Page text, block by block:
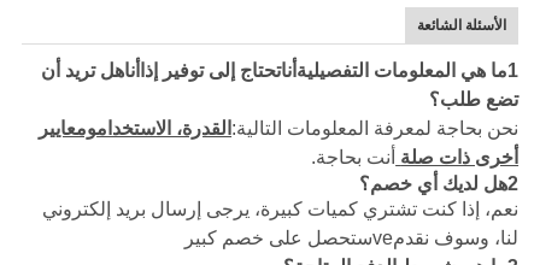
الأسئلة الشائعة
1ما هي المعلومات التفصيلية أناتحتاج إلى توفير إذا أناهل تريد أن
تضع طلب؟
نحن بحاجة لمعرفة المعلومات التالية: القدرة، الاستخدامومعايير
أخرى ذات صلة أنت بحاجة.
2هل لديك أي خصم؟
نعم، إذا كنت تشتري كميات كبيرة، يرجى إرسال بريد إلكتروني
لنا، وسوف نقدمveستحصل على خصم كبير